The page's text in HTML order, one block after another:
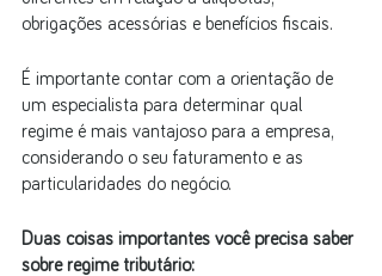
obrigações acessórias e benefícios fiscais.
É importante contar com a orientação de
um especialista para determinar qual
regime é mais vantajoso para a empresa,
considerando o seu faturamento e as
particularidades do negócio.
Duas coisas importantes você precisa saber
sobre regime tributário: